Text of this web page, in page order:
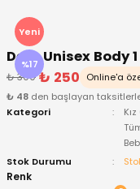
Yeni
%17
Dera Unisex Body
₺ 300 ₺ 250 Online'a
₺ 48 den başlayan
Kategori
Stok Durumu
Renk
Giyim
Bere ve Eldiven
Body
ve Patik
Çıkışı ve Zıbın Seti